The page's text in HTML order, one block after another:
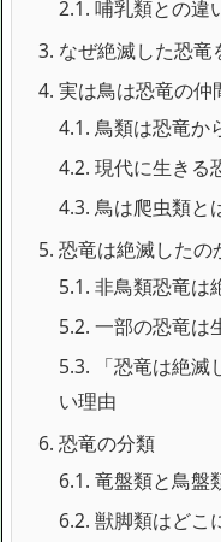
2.1. 哺乳類との違
3. なぜ絶滅した恐
4. 実は鳥は恐竜の仲
4.1. 鳥類は恐竜か
4.2. 現代に生きる
4.3. 鳥は爬虫類と
5. 恐竜は絶滅したの
5.1. 非鳥類恐竜は
5.2. 一部の恐竜は
5.3. 「恐竜は絶
い理由
6. 恐竜の分類
6.1. 竜盤類と鳥盤
6.2. 獣脚類はどこ